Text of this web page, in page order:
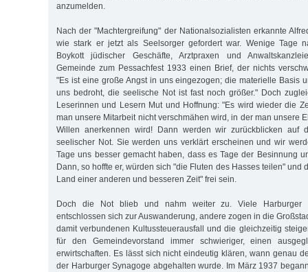
anzumelden.
Nach der "Machtergreifung" der Nationalsozialisten erkannte
wie stark er jetzt als Seelsorger gefordert war. Wenige Tage
Boykott jüdischer Geschäfte, Arztpraxen und
Gemeinde zum Pessachfest 1933 einen Brief, der nichts
"Es ist eine große Angst in uns eingezogen; die materielle Basis
uns bedroht, die seelische Not ist fast noch größer." Doch
Leserinnen und Lesern Mut und Hoffnung: "Es wird wieder die
man unsere Mitarbeit nicht verschmähen wird, in der man unsere
Willen anerkennen wird! Dann werden wir zurückblicken auf
seelischer Not. Sie werden uns verklärt erscheinen und wir
Tage uns besser gemacht haben, dass es Tage der Besinnung
Dann, so hoffte er, würden sich "die Fluten des Hasses teilen" und
Land einer anderen und besseren Zeit" frei sein.
Doch die Not blieb und nahm weiter zu. Viele Harburger
entschlossen sich zur Auswanderung, andere zogen in die
damit verbundenen Kultussteuerausfall und die gleichzeitig
für den Gemeindevorstand immer schwieriger, einen
erwirtschaften. Es lässt sich nicht eindeutig klären, wann genau
der Harburger Synagoge abgehalten wurde. Im März 1937